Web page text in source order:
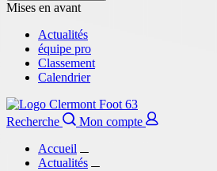
Mises en avant
Actualités
équipe pro
Classement
Calendrier
Recherche
Mon compte
Accueil
Actualités